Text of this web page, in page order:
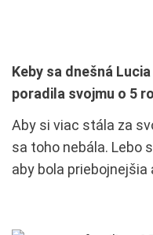
Keby sa dnešná
poradila svojmu o 5
Aby si viac stála za
sa toho nebála. Lebo
aby bola